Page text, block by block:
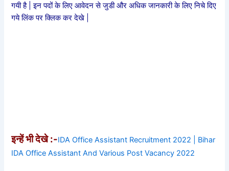
गयी है | इन पदों के लिए आवेदन से जुडी और अधिक जानकारी के लिए निचे दिए
गये लिंक पर क्लिक कर देखे |
इन्हें भी देखे :-IDA Office Assistant Recruitment 2022 | Bihar
IDA Office Assistant And Various Post Vacancy 2022